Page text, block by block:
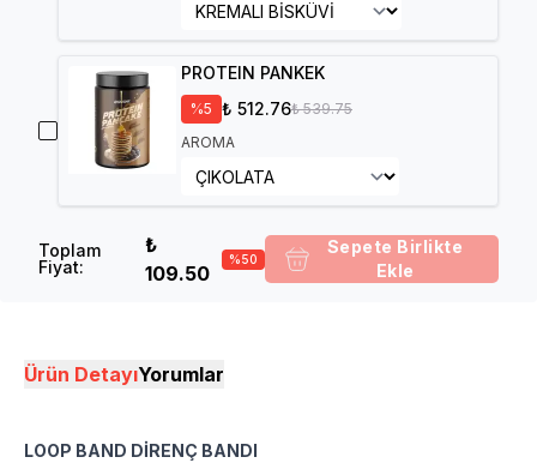
PROTEIN PANKEK
%5 ₺ 512.76₺ 539.75
AROMA
Toplam
Fiyat:
₺
109.50
%50
Sepete Birlikte
Ekle
Ürün DetayıYorumlar
LOOP BAND DİRENÇ BANDI